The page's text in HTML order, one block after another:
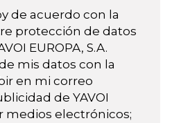
de acuerdo con la
protección de datos
EUROPA, S.A.
mis datos con la
en mi correo
de YAVOI
medios electrónicos;